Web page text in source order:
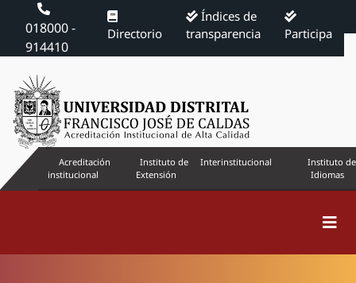
018000 -
914410
Directorio
Índices de
transparencia
Participa
Acreditación
institucional
Instituto de
Extensión
Interinstitucional
Instituto de
Idiomas